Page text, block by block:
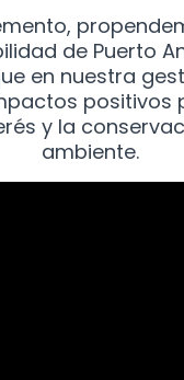
de Puerto
en nuestra
positivos
y la
ambiente.